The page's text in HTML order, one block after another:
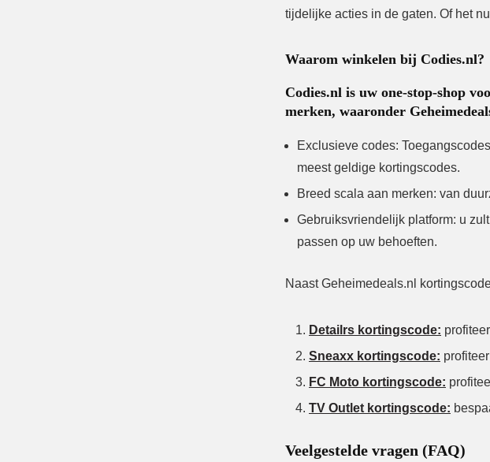
tijdelijke acties in de gaten. Of het
Waarom winkelen bij Codies.nl?
Codies.nl is uw one-stop-shop
merken, waaronder
Exclusieve codes:
meest geldige kortingscodes.
Breed scala aan merken: van
Gebruiksvriendelijk platform: u
passen op uw behoeften.
Naast Geheimedeals.nl
Detailrs kortingscode:
Sneaxx kortingscode:
FC Moto kortingscode:
TV Outlet kortingscode:
Veelgestelde vragen (FAQ)